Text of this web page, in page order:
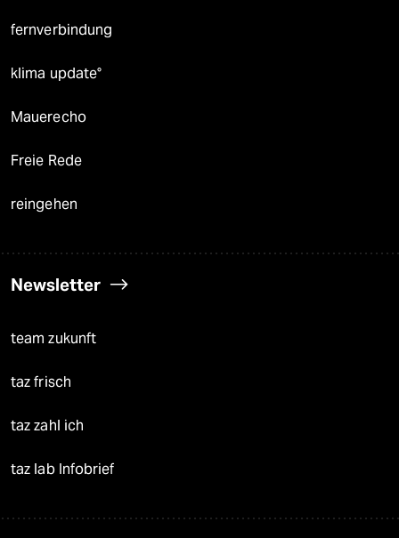
fernverbindung
klima update°
Mauerecho
Freie Rede
reingehen
Newsletter
team zukunft
taz frisch
taz zahl ich
taz lab Infobrief